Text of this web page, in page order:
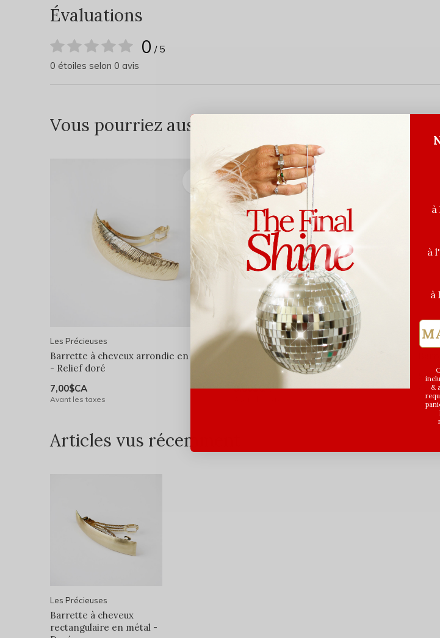
Évaluations
0 / 5
0 étoiles selon 0 avis
Vous pourriez aussi aimer...
Les Précieuses
Barrette à cheveux arrondie en métal
- Relief doré
7,00$CA
Avant les taxes
Les Précieuses
Pince à cheveux en métal Clea chaîne
9,00$CA
Les
Articles vus récemment
Les Précieuses
Barrette à cheveux
rectangulaire en métal -
à
à
à
&